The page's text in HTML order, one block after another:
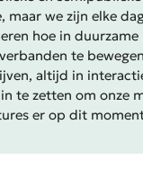
maar we zijn elke
hoe in duurzame
te
altijd in
te zetten om onze
er op dit